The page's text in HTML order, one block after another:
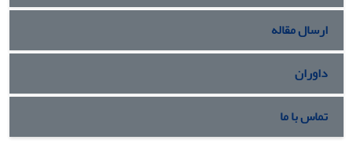
ارسال مقاله
داوران
تماس با ما